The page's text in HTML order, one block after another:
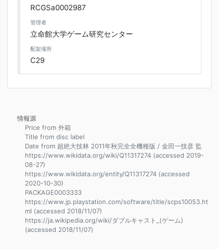
RCGSa0002987
管理者
立命館大学ゲーム研究センター
配架場所
C29
情報源
Price from 外箱
Title from disc label
Date from 超絶大技林 2011年秋完全全機種版 / 金田一技彦 監
https://www.wikidata.org/wiki/Q11317274 (accessed 2019-
08-27)
https://www.wikidata.org/entity/Q11317274 (accessed
2020-10-30)
PACKAGE0003333
https://www.jp.playstation.com/software/title/scps10053.ht
ml (accessed 2018/11/07)
https://ja.wikipedia.org/wiki/ダブルキャスト_(ゲーム)
(accessed 2018/11/07)